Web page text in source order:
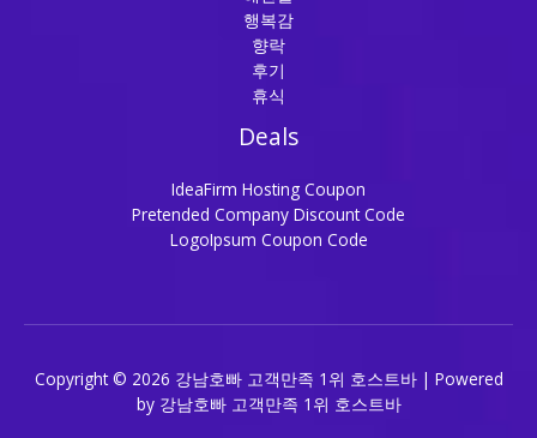
행복감
향락
후기
휴식
Deals
IdeaFirm Hosting Coupon
Pretended Company Discount Code
LogoIpsum Coupon Code
Copyright © 2026 강남호빠 고객만족 1위 호스트바 | Powered
by 강남호빠 고객만족 1위 호스트바